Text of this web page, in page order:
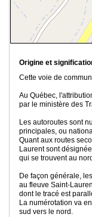
Origine et
Cette voie de
Au Québec,
par le ministère des
Les autoroutes sont
principales, ou
Quant aux routes
Laurent sont
qui se trouvent au
De façon générale,
au fleuve Saint-
dont le tracé est
La numérotation va
sud vers le nord.